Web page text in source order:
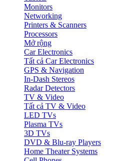
Monitors
Networking
Printers & Scanners
Processors
Mở rộng
Car Electronics
Tất cả Car Electronics
GPS & Navigation
In-Dash Stereos
Radar Detectors
TV & Video
Tất cả TV & Video
LED TVs
Plasma TVs
3D TVs
DVD & Blu-ray Players
Home Theater Systems